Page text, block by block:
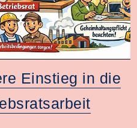
Einstieg in die